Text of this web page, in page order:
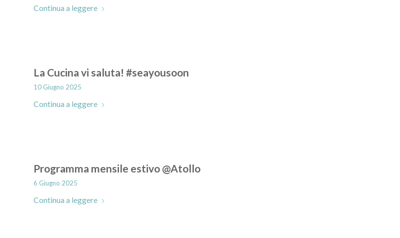
Continua a leggere
La Cucina vi saluta! #seayousoon
10 Giugno 2025
Continua a leggere
Programma mensile estivo @Atollo
6 Giugno 2025
Continua a leggere